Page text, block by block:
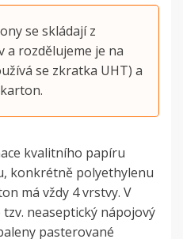
se skládají z
a rozdělujeme je na
se zkratka UHT) a
kvalitního papíru
konkrétně polyethylenu
má vždy 4 vrstvy. V
neaseptický nápojový
pasterované